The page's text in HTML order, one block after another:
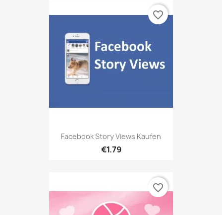
Facebook Story Views Kaufen
€1.79
favorite_border
favorite_border